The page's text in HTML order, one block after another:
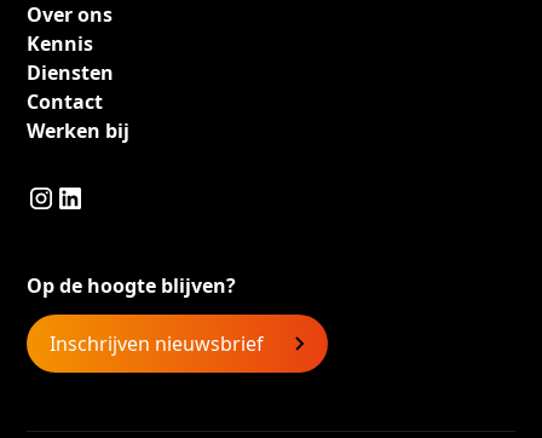
Over ons
Kennis
Diensten
Contact
Werken bij
Op de hoogte blijven?
Inschrijven nieuwsbrief